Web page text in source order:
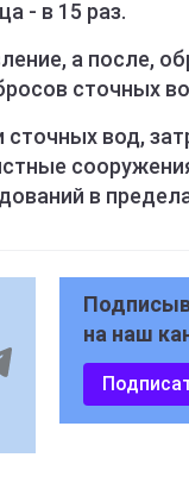
- в 15 раз.
а после,
сточных
вод,
в
на наш